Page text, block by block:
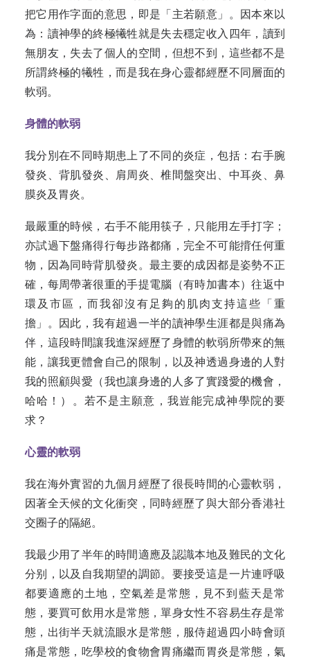
把它用作字面的意思，即是「主若願意」。因本來以
為：讀神學的終極犧牲就是失去穩定收入四年，讀到
無朋友，失去了個人的空間，但想不到，這些都不是
所謂終極的犧牲，而是我在身心靈都經歷不同層面的
軟弱。
身體的軟弱
我分別在不同時期患上了不同的炎症，包括：右手腕
發炎、背肌發炎、肩周炎、椎間盤突出、中耳炎、鼻
膜炎及胃炎。
最嚴重的時候，右手不能用筷子，只能用左手打字；
亦試過下盤痛得行每步路都痛，完全不可能揹任何重
物，因為同時背肌發炎。最主要的成因都是姿勢不正
確，每周帶著很重的手提電腦（有時加書本）往返中
環及市區，而我卻沒有足夠的肌肉支持這些「重
擔」。因此，我有超過一半的讀神學生涯都是與痛為
伴，這段時間讓我進深經歷了身體的軟弱所帶來的無
能，讓我更體會自己的限制，以及神透過身邊的人對
我的照顧與愛（我也讓身邊的人多了實踐愛的機會，
哈哈！）。若不是主願意，我豈能完成神學院的要
求？
心靈的軟弱
我在海外實習的九個月經歷了很長時間的心靈軟弱，
因著全天候的文化衝突，同時經歷了與大部分香港社
交圈子的隔絕。
我最少用了半年的時間適應及認識本地及難民的文化
分别，以及自我期望的調節。要接受這是一片連呼吸
都要適應的土地，空氣差是常態，見不到藍天是常
態，要買可飲用水是常態，單身女性不容易生存是常
態，出街半天就流眼水是常態，服侍超過四小時會頭
痛是常態，吃學校的食物會胃痛繼而胃炎是常態，氣